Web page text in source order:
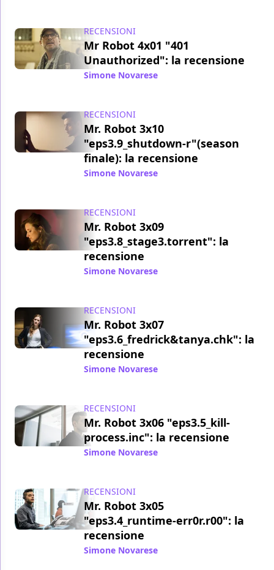
RECENSIONI
Mr Robot 4x01 "401
Unauthorized": la recensione
Simone Novarese
RECENSIONI
Mr. Robot 3x10
"eps3.9_shutdown-r"(season
finale): la recensione
Simone Novarese
RECENSIONI
Mr. Robot 3x09
"eps3.8_stage3.torrent": la
recensione
Simone Novarese
RECENSIONI
Mr. Robot 3x07
"eps3.6_fredrick&tanya.chk": la
recensione
Simone Novarese
RECENSIONI
Mr. Robot 3x06 "eps3.5_kill-
process.inc": la recensione
Simone Novarese
RECENSIONI
Mr. Robot 3x05
"eps3.4_runtime-err0r.r00": la
recensione
Simone Novarese